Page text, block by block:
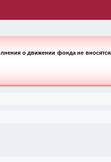
о движении фонда не